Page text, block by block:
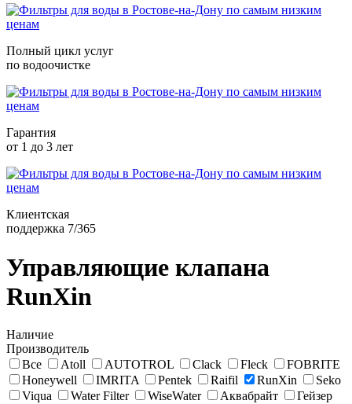
Полный цикл услуг
по водоочистке
Гарантия
от 1 до 3 лет
Клиентская
поддержка 7/365
Управляющие клапана
RunXin
Наличие
Производитель
Все
Atoll AUTOTROL Clack Fleck
FOBRITE
Honeywell
IMRITA Pentek Raifil RunXin
Seko
Viqua
Water Filter WiseWater Аквабрайт
Гейзер